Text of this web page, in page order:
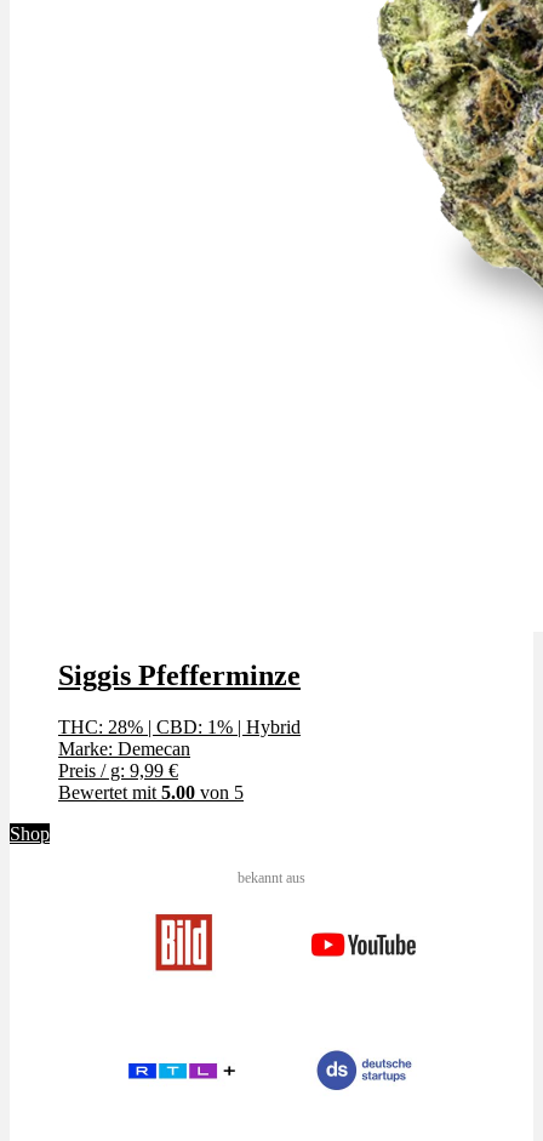
Siggis Pfefferminze
THC: 28% | CBD: 1% | Hybrid
Marke: Demecan
Preis / g: 9,99 €
Bewertet mit 5.00 von 5
Shop
bekannt aus